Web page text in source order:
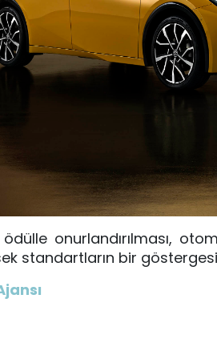
onurlandırılması,
standartların bir göstergesi